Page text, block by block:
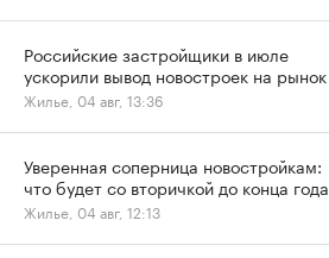
Российские застройщики в июле
ускорили вывод новостроек на рынок
Жилье, 04 авг, 13:36
Уверенная соперница новостройкам:
что будет со вторичкой до конца года
Жилье, 04 авг, 12:13